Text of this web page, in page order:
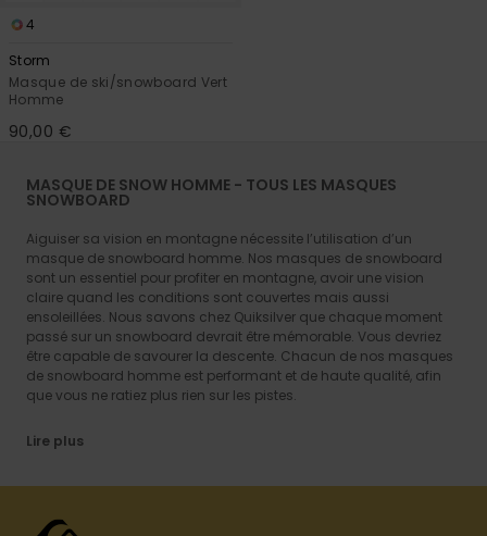
4
Storm
Masque de ski/snowboard Vert
Homme
90,00 €
MASQUE DE SNOW HOMME - TOUS LES MASQUES
SNOWBOARD
Aiguiser sa vision en montagne nécessite l’utilisation d’un
masque de snowboard homme. Nos masques de snowboard
sont un essentiel pour profiter en montagne, avoir une vision
claire quand les conditions sont couvertes mais aussi
ensoleillées. Nous savons chez Quiksilver que chaque moment
passé sur un snowboard devrait être mémorable. Vous devriez
être capable de savourer la descente. Chacun de nos masques
de snowboard homme est performant et de haute qualité, afin
que vous ne ratiez plus rien sur les pistes.
Lire plus